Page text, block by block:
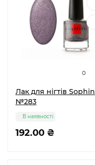
0
Лак для нігтів Sophin
№283
192.00 ₴
В наявності